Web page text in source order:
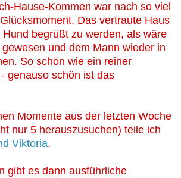
Hause-Kommen war nach so viel
Das vertraute Haus
begrüßt zu werden, als wäre
und dem Mann wieder in
So schön wie ein reiner
genauso schön ist das
Momente aus der letzten Woche
nur 5 herauszusuchen) teile ich
Viktoria.
gibt es dann ausführliche